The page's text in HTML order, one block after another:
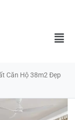
Căn Hộ 38m2 Đẹp